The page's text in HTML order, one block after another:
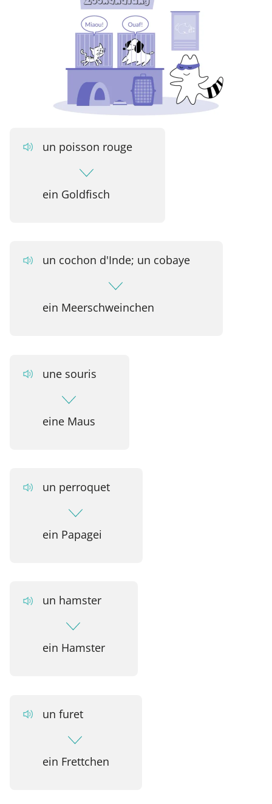
un poisson rouge
ein Goldfisch
un cochon d'Inde; un cobaye
ein Meerschweinchen
une souris
eine Maus
un perroquet
ein Papagei
un hamster
ein Hamster
un furet
ein Frettchen